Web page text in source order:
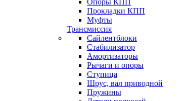
Опоры КПП
Прокладки КПП
Муфты
Трансмиссия
Сайлентблоки
Стабилизатор
Амортизаторы
Рычаги и опоры
Ступица
Шрус, вал приводной
Пружины